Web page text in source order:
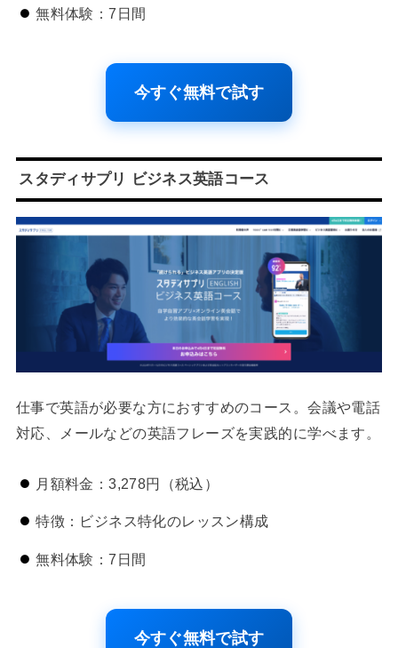
無料体験：7日間
今すぐ無料で試す
スタディサプリ ビジネス英語コース
仕事で英語が必要な方におすすめのコース。会議や電話
対応、メールなどの英語フレーズを実践的に学べます。
月額料金：3,278円（税込）
特徴：ビジネス特化のレッスン構成
無料体験：7日間
今すぐ無料で試す